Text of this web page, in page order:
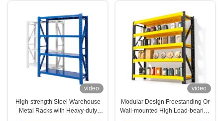
video
High-strength Steel Warehouse
Metal Racks with Heavy-duty
video
Modular Design Freestanding Or
Wall-mounted High Load-bearing